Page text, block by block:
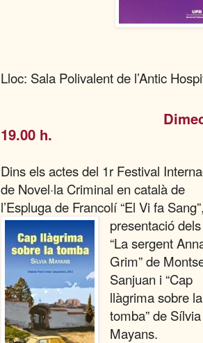
Lloc: Sala Polivalent de l’Antic
19.00 h.
Dins els actes del 1r Festival
de Novel·la Criminal en català de
l’Espluga de Francolí “El Vi fa
presentació
“La sergent
Grim” de
Sanjuan i “Cap
llàgrima sobre la
tomba” de Sílvia
Mayans.